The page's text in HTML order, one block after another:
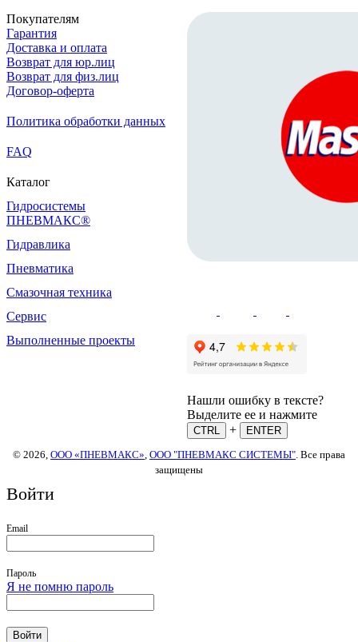
Покупателям
Гарантия
Доставка и оплата
Возврат для юр.лиц
Возврат для физ.лиц
Договор-оферта
Политика обработки данных
FAQ
Каталог
Гидросистемы
ПНЕВМАКС®
Гидравлика
Пневматика
Смазочная техника
Сервис
Выполненные проекты
Нашли ошибку в тексте?
Выделите ее и нажмите
CTRL +
ENTER
© 2026, ООО «ПНЕВМАКС» ООО "ПНЕВМАКС СИСТЕМЫ" . Все права
защищены
Войти
Email
Пароль
Я не помню пароль
Войти